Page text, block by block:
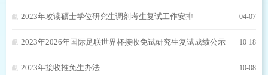
2023年攻读硕士学位研究生调剂考生复试工作安排 04-07
2023年2026年国际足联世界杯接收免试研究生复试成绩公示 10-18
2023年接收推免生办法 10-08